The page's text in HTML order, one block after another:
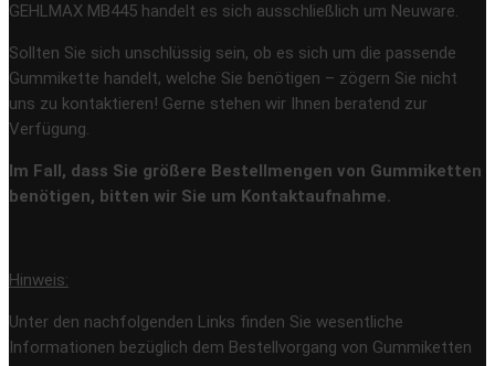
GEHLMAX MB445 handelt es sich ausschließlich um Neuware.
Sollten Sie sich unschlüssig sein, ob es sich um die passende
Gummikette handelt, welche Sie benötigen – zögern Sie nicht
uns zu kontaktieren! Gerne stehen wir Ihnen beratend zur
Verfügung.
Im Fall, dass Sie größere Bestellmengen von Gummiketten
benötigen, bitten wir Sie um Kontaktaufnahme.
Hinweis:
Unter den nachfolgenden Links finden Sie wesentliche
Informationen bezüglich dem Bestellvorgang von Gummiketten